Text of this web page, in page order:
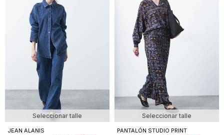
Seleccionar talle
JEAN ALANIS
Seleccionar talle
PANTALÓN STUDIO PRINT